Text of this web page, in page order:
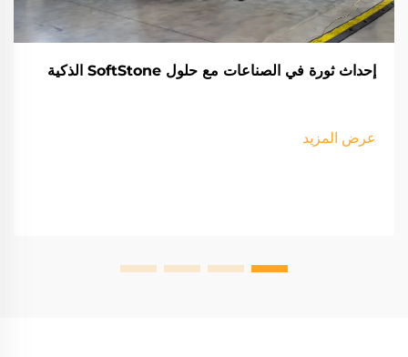
إحداث ثورة في الصناعات مع حلول SoftStone الذكية
عرض المزيد